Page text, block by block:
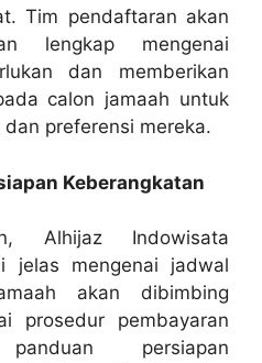
Tim pendaftaran akan
lengkap mengenai
dan memberikan
calon jamaah untuk
preferensi mereka.
Keberangkatan
Alhijaz Indowisata
jelas mengenai jadwal
akan dibimbing
prosedur pembayaran
persiapan